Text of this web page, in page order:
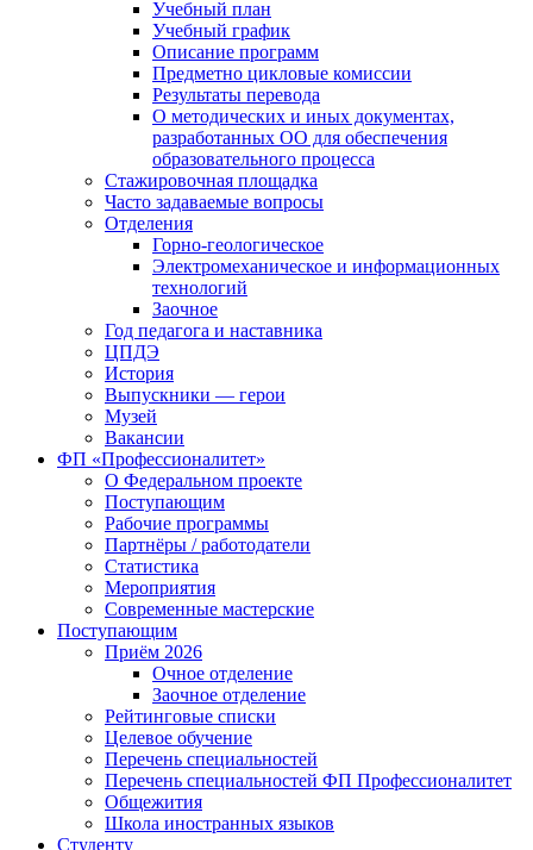
Учебный план
Учебный график
Описание программ
Предметно цикловые комиссии
Результаты перевода
О методических и иных документах,
разработанных ОО для обеспечения
образовательного процесса
Стажировочная площадка
Часто задаваемые вопросы
Отделения
Горно-геологическое
Электромеханическое и информационных
технологий
Заочное
Год педагога и наставника
ЦПДЭ
История
Выпускники — герои
Музей
Вакансии
ФП «Профессионалитет»
О Федеральном проекте
Поступающим
Рабочие программы
Партнёры / работодатели
Статистика
Мероприятия
Современные мастерские
Поступающим
Приём 2026
Очное отделение
Заочное отделение
Рейтинговые списки
Целевое обучение
Перечень специальностей
Перечень специальностей ФП Профессионалитет
Общежития
Школа иностранных языков
Студенту